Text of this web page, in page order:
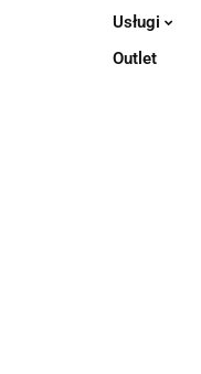
Usługi
Outlet